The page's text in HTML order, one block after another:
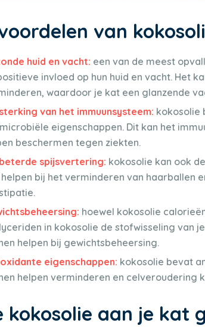
van
huid en vacht: een van de meest
invloed op hun huid en vacht. Het
waardoor je kat een glanzende
van het immuunsysteem: kokosolie
eigenschappen. Dit kan het
beschermen tegen ziekten.
spijsvertering: kokosolie kan ook
bij het verminderen van haarballen
hoewel kokosolie
in kokosolie de stofwisseling van
helpen bij gewichtsbeheersing.
eigenschappen: kokosolie bevat
helpen verminderen en celveroudering
kokosolie aan je kat